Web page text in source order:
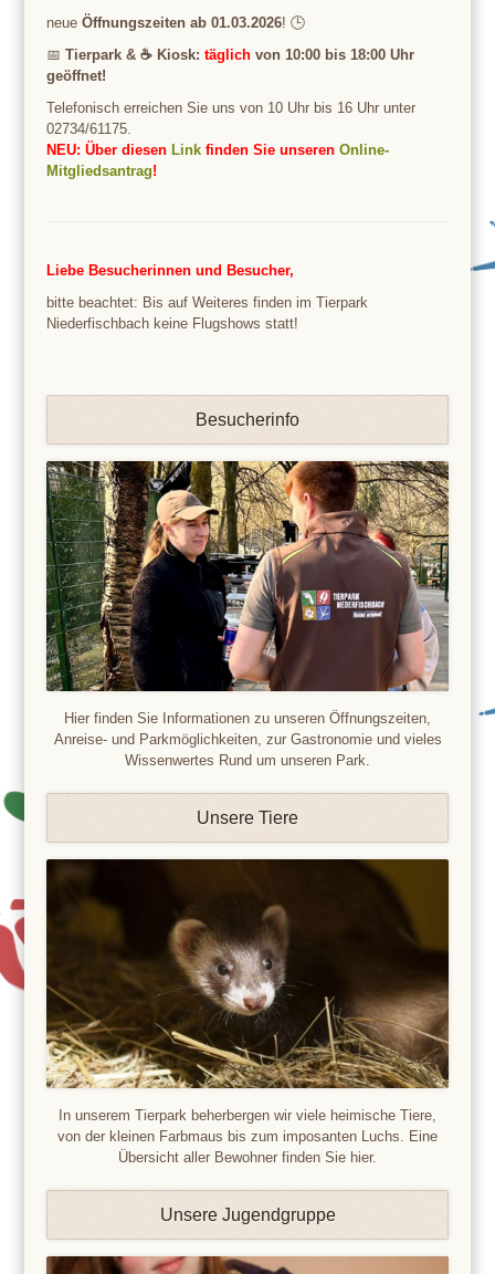
neueÖffnungszeiten ab 01.03.2026! 🕒
📅Tierpark & ☕ Kiosk:täglich von 10:00 bis 18:00 Uhr
geöffnet!
Telefonisch erreichen Sie uns von 10 Uhr bis 16 Uhr unter
02734/61175.
NEU: Über diesen Link finden Sie unserenOnline-
Mitgliedsantrag!
Liebe Besucherinnen und Besucher,
bitte beachtet: Bis auf Weiteres finden im Tierpark
Niederfischbach keine Flugshows statt!
Besucherinfo
Hier finden Sie Informationen zu unseren Öffnungszeiten,
Anreise- und Parkmöglichkeiten, zur Gastronomie und vieles
Wissenwertes Rund um unseren Park.
Unsere Tiere
In unserem Tierpark beherbergen wir viele heimische Tiere,
von der kleinen Farbmaus bis zum imposanten Luchs. Eine
Übersicht aller Bewohner finden Sie hier.
Unsere Jugendgruppe